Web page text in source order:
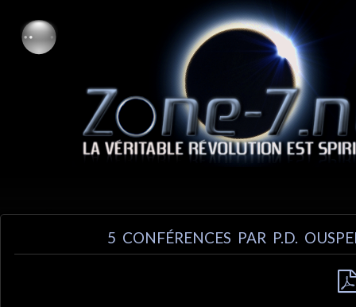
5 CONFÉRENCES PAR P.D.